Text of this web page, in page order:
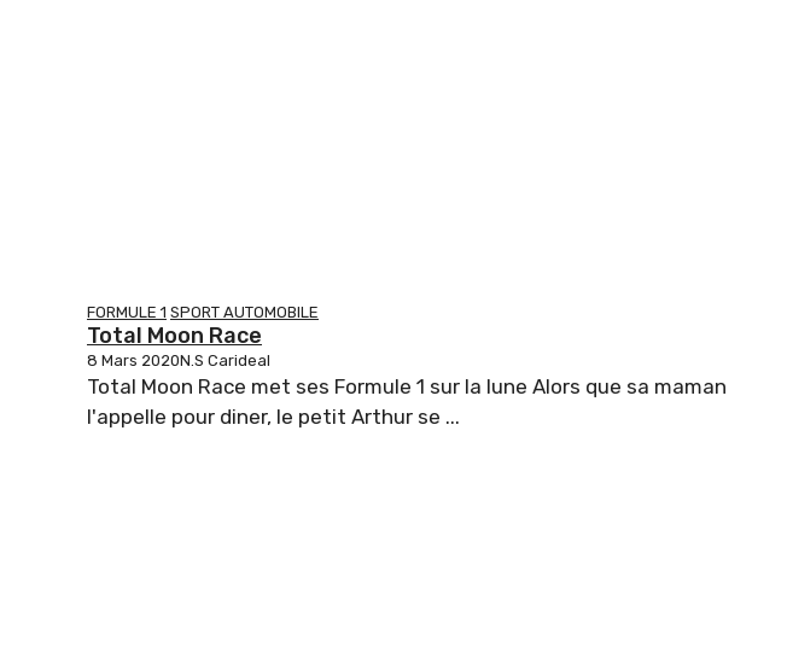
FORMULE 1 SPORT AUTOMOBILE
Total Moon Race
8 Mars 2020N.S Carideal
Total Moon Race met ses Formule 1 sur la lune Alors que sa maman
l'appelle pour diner, le petit Arthur se ...